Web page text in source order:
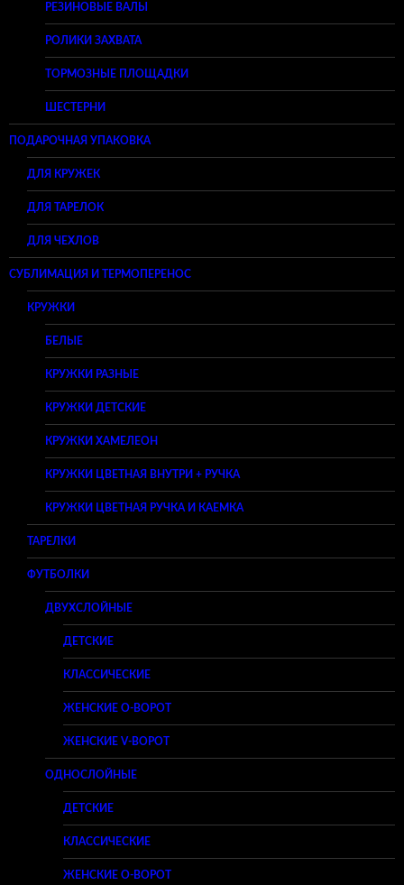
РЕЗИНОВЫЕ ВАЛЫ
РОЛИКИ ЗАХВАТА
ТОРМОЗНЫЕ ПЛОЩАДКИ
ШЕСТЕРНИ
ПОДАРОЧНАЯ УПАКОВКА
ДЛЯ КРУЖЕК
ДЛЯ ТАРЕЛОК
ДЛЯ ЧЕХЛОВ
СУБЛИМАЦИЯ И ТЕРМОПЕРЕНОС
КРУЖКИ
БЕЛЫЕ
КРУЖКИ РАЗНЫЕ
КРУЖКИ ДЕТСКИЕ
КРУЖКИ ХАМЕЛЕОН
КРУЖКИ ЦВЕТНАЯ ВНУТРИ + РУЧКА
КРУЖКИ ЦВЕТНАЯ РУЧКА И КАЕМКА
ТАРЕЛКИ
ФУТБОЛКИ
ДВУХСЛОЙНЫЕ
ДЕТСКИЕ
КЛАССИЧЕСКИЕ
ЖЕНСКИЕ O-ВОРОТ
ЖЕНСКИЕ V-ВОРОТ
ОДНОСЛОЙНЫЕ
ДЕТСКИЕ
КЛАССИЧЕСКИЕ
ЖЕНСКИЕ O-ВОРОТ